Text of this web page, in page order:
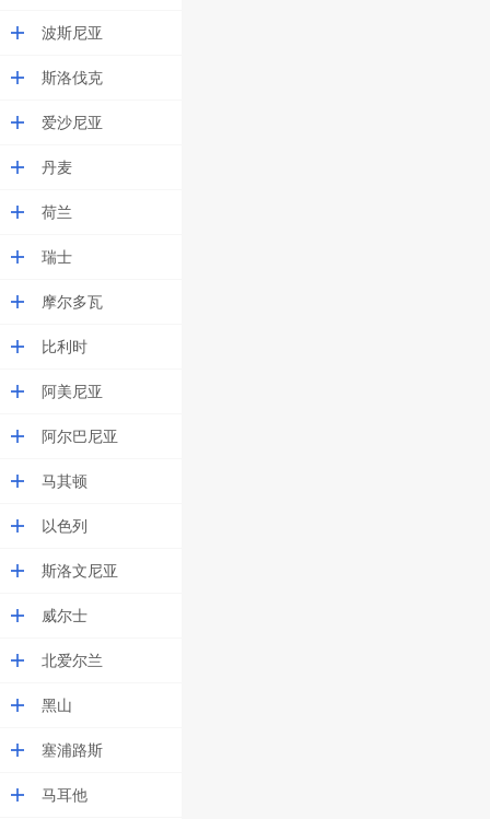
波斯尼亚
斯洛伐克
爱沙尼亚
丹麦
荷兰
瑞士
摩尔多瓦
比利时
阿美尼亚
阿尔巴尼亚
马其顿
以色列
斯洛文尼亚
威尔士
北爱尔兰
黑山
塞浦路斯
马耳他